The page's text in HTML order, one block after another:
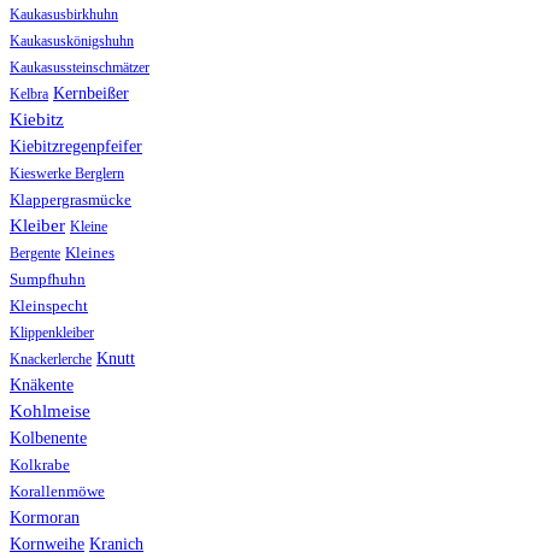
Kaukasusbirkhuhn
Kaukasuskönigshuhn
Kaukasussteinschmätzer
Kelbra Kernbeißer
Kiebitz
Kiebitzregenpfeifer
Kieswerke Berglern
Klappergrasmücke
Kleiber Kleine
Bergente Kleines
Sumpfhuhn
Kleinspecht
Klippenkleiber
Knackerlerche Knutt
Knäkente
Kohlmeise
Kolbenente
Kolkrabe
Korallenmöwe
Kormoran
Kornweihe Kranich